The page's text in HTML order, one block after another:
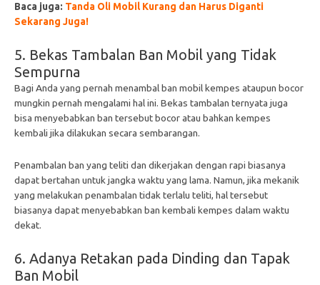
Baca juga: Tanda Oli Mobil Kurang dan Harus Diganti
Sekarang Juga!
5. Bekas Tambalan Ban Mobil yang Tidak
Sempurna
Bagi Anda yang pernah menambal ban mobil kempes ataupun bocor
mungkin pernah mengalami hal ini. Bekas tambalan ternyata juga
bisa menyebabkan ban tersebut bocor atau bahkan kempes
kembali jika dilakukan secara sembarangan.
Penambalan ban yang teliti dan dikerjakan dengan rapi biasanya
dapat bertahan untuk jangka waktu yang lama. Namun, jika mekanik
yang melakukan penambalan tidak terlalu teliti, hal tersebut
biasanya dapat menyebabkan ban kembali kempes dalam waktu
dekat.
6. Adanya Retakan pada Dinding dan Tapak
Ban Mobil